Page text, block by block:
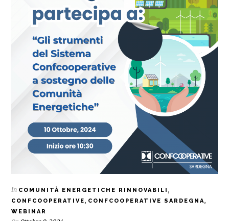
In COMUNITÀ ENERGETICHE RINNOVABILI,
CONFCOOPERATIVE, CONFCOOPERATIVE SARDEGNA,
WEBINAR